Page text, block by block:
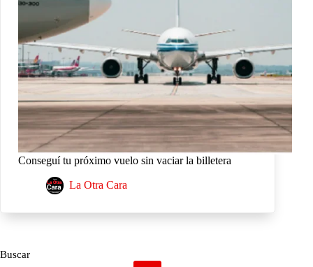
Conseguí tu próximo vuelo sin vaciar la billetera
La Otra Cara
Buscar